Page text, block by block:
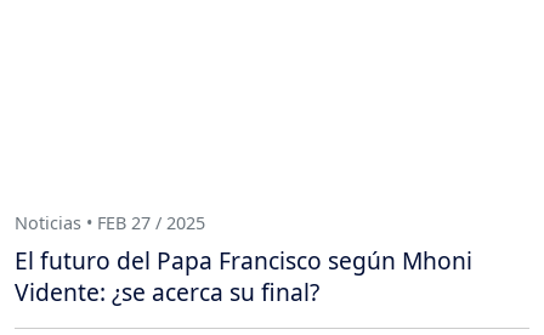
Noticias • FEB 27 / 2025
El futuro del Papa Francisco según Mhoni
Vidente: ¿se acerca su final?